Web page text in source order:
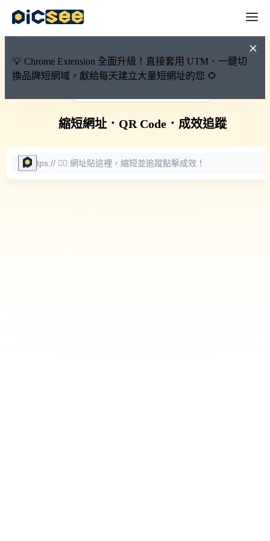
💡 Chrome Extension 全面升級！直接套用 UTM、一鍵切
換品牌短網域，獻給每天建立大量短網址的您 🌻
🚀 PicSee 短網址永久有效
縮短網址． QR Code． 成效追蹤